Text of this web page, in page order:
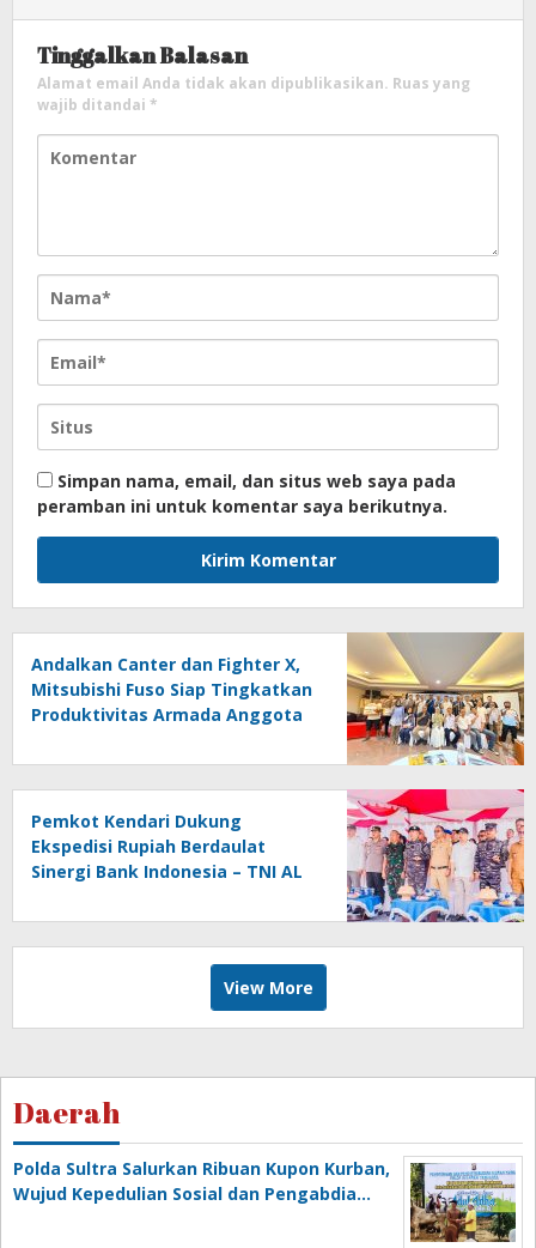
Tinggalkan Balasan
Alamat email Anda tidak akan dipublikasikan. Ruas yang
wajib ditandai *
Simpan nama, email, dan situs web saya pada
peramban ini untuk komentar saya berikutnya.
Andalkan Canter dan Fighter X,
Mitsubishi Fuso Siap Tingkatkan
Produktivitas Armada Anggota
Pemkot Kendari Dukung
Ekspedisi Rupiah Berdaulat
Sinergi Bank Indonesia – TNI AL
View More
Daerah
Polda Sultra Salurkan Ribuan Kupon Kurban,
Wujud Kepedulian Sosial dan Pengabdia…